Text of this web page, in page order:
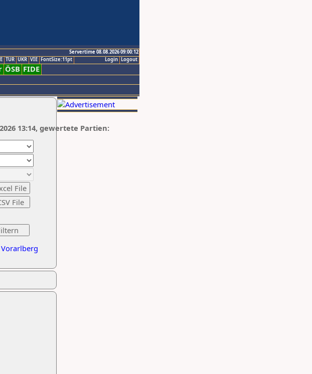
Servertime 08.08.2026 09:00:12
Logout
Login
TUR UKR VIE FontSize:11pt
ÖSB FIDE
Vorarlberg
13:14, gewertete Partien: